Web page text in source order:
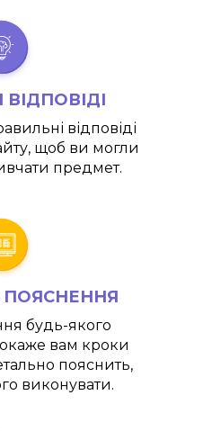
відповіді
щоб ви могли
предмет.
ПОЯСНЕННЯ
будь-якого
вам кроки
пояснить,
виконувати.